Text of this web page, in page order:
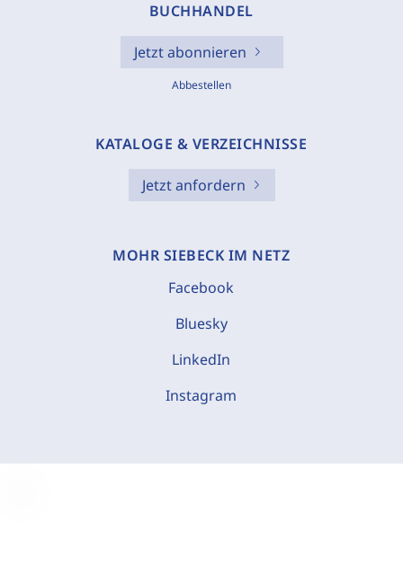
BUCHHANDEL
Jetzt abonnieren
Abbestellen
KATALOGE & VERZEICHNISSE
Jetzt anfordern
MOHR SIEBECK IM NETZ
Facebook
Bluesky
LinkedIn
Instagram